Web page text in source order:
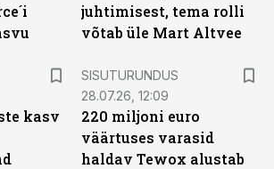
juhtimisest, tema rolli
võtab üle Mart Altvee
kasv
SISUTURUNDUS
28.07.26, 12:09
220 miljoni euro
väärtuses varasid
haldav Tewox alustab